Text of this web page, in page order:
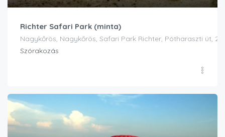
Richter Safari Park (minta)
Nagykőrös, Nagykőrös, Safari Park Richter, Pótharaszti út,
Szórakozás